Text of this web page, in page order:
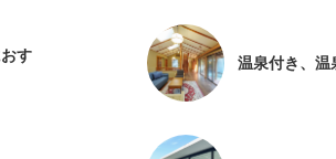
す
温泉付き、温